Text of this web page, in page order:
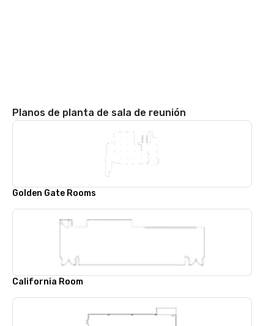
Planos de planta de sala de reunión
Golden Gate Rooms
California Room